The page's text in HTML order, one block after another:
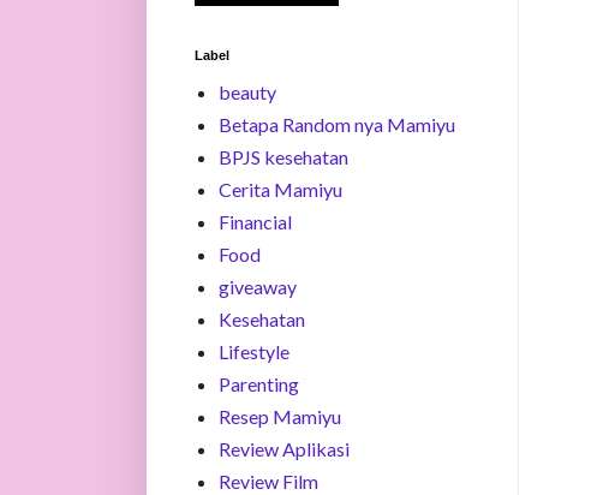
Label
beauty
Betapa Random nya Mamiyu
BPJS kesehatan
Cerita Mamiyu
Financial
Food
giveaway
Kesehatan
Lifestyle
Parenting
Resep Mamiyu
Review Aplikasi
Review Film